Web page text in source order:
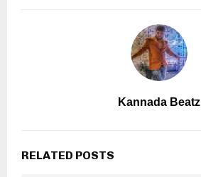
Kannada Beatz
RELATED POSTS